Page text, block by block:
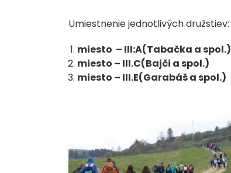
Umiestnenie jednotlivých družstiev:
miesto – III:A(Tabačka a spol.)
miesto – III.C(Bajči a spol.)
miesto – III.E(Garabáš a spol.)